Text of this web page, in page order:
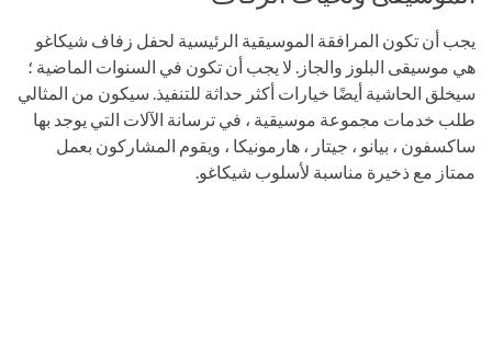
يجب أن تكون المرافقة الموسيقية الرئيسية لحفل زفاف شيكاغو
هي موسيقى البلوز والجاز. لا يجب أن تكون في السنوات الماضية ؛
سيخلق الحاشية أيضًا خيارات أكثر حداثة للتنفيذ. سيكون من المثالي
طلب خدمات مجموعة موسيقية ، في ترسانة الآلات التي يوجد بها
ساكسفون ، بيانو ، جيتار ، هارمونيكا ، ويقوم المشاركون بعمل
ممتاز مع ذخيرة مناسبة لأسلوب شيكاغو.